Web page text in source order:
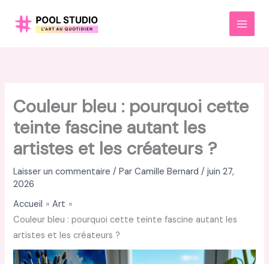
MAIN
Couleur bleu : pourquoi cette
teinte fascine autant les
artistes et les créateurs ?
Laisser un commentaire / ParCamille Bernard/juin 27,
2026
Accueil
Art
Couleur bleu : pourquoi cette teinte fascine autant les
artistes et les créateurs ?